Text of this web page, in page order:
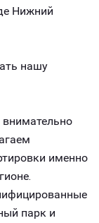
Нижний
нашу
именно
парк и